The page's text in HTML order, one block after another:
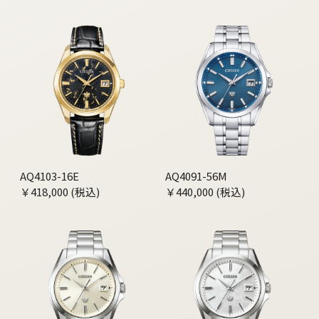
AQ4103-16E
￥418,000 (税込)
AQ4091-56M
￥440,000 (税込)